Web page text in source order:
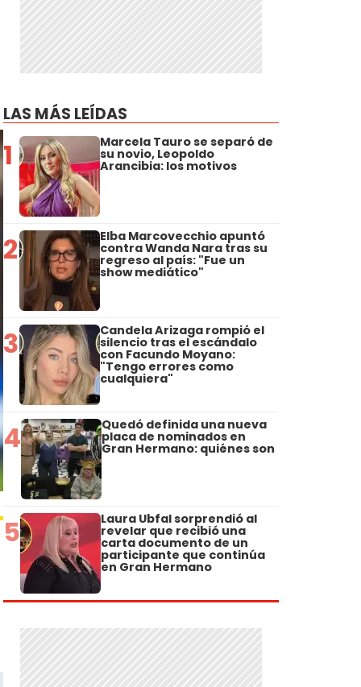
LAS MÁS LEÍDAS
1 Marcela Tauro se separó de
su novio, Leopoldo
Arancibia: los motivos
2 Elba Marcovecchio apuntó
contra Wanda Nara tras su
regreso al país: "Fue un
show mediático"
3 Candela Arizaga rompió el
silencio tras el escándalo
con Facundo Moyano:
"Tengo errores como
cualquiera"
4 Quedó definida una nueva
placa de nominados en
Gran Hermano: quiénes son
5 Laura Ubfal sorprendió al
revelar que recibió una
carta documento de un
participante que continúa
en Gran Hermano